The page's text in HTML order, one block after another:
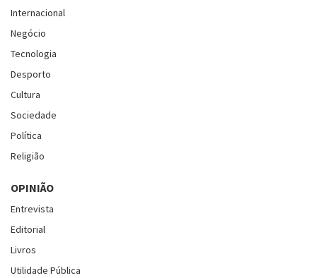
Internacional
Negócio
Tecnologia
Desporto
Cultura
Sociedade
Política
Religião
OPINIÃO
Entrevista
Editorial
Livros
Utilidade Pública